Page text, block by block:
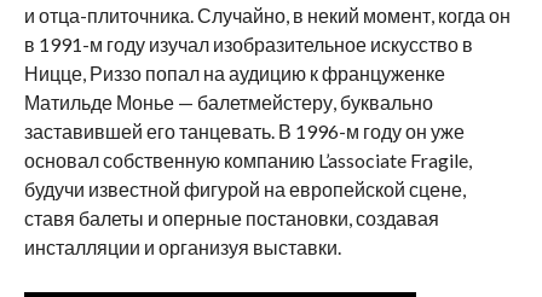
и отца-плиточника. Случайно, в некий момент, когда он
в 1991-м году изучал изобразительное искусство в
Ницце, Риззо попал на аудицию к француженке
Матильде Монье — балетмейстеру, буквально
заставившей его танцевать. В 1996-м году он уже
основал собственную компанию L’associate Fragile,
будучи известной фигурой на европейской сцене,
ставя балеты и оперные постановки, создавая
инсталляции и организуя выставки.